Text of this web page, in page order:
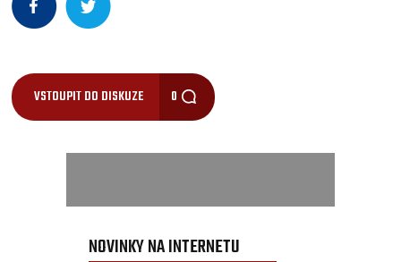
VSTOUPIT DO DISKUZE 0
NOVINKY NA INTERNETU